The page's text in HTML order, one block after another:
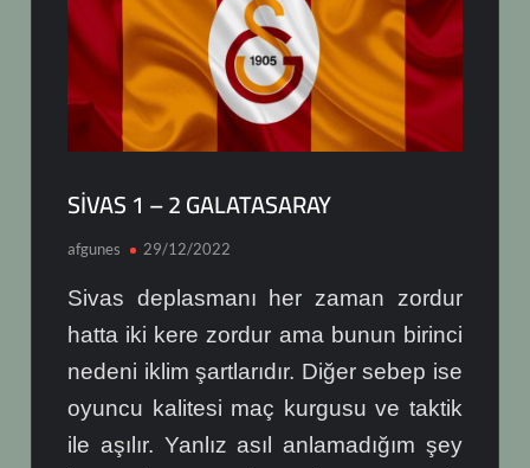
SİVAS 1 – 2 GALATASARAY
afgunes 29/12/2022
Sivas deplasmanı her zaman zordur
hatta iki kere zordur ama bunun birinci
nedeni iklim şartlarıdır. Diğer sebep ise
oyuncu kalitesi maç kurgusu ve taktik
ile aşılır. Yanlız asıl anlamadığım şey